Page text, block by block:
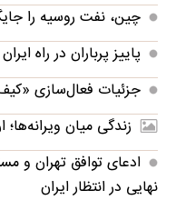
چین، نفت روسیه را
پاییز پرباران در راه
جزئیات فعال‌سازی
زندگی میان ویرانه‌ها؛
ادعای توافق تهران و
نهایی در انتظار ایران